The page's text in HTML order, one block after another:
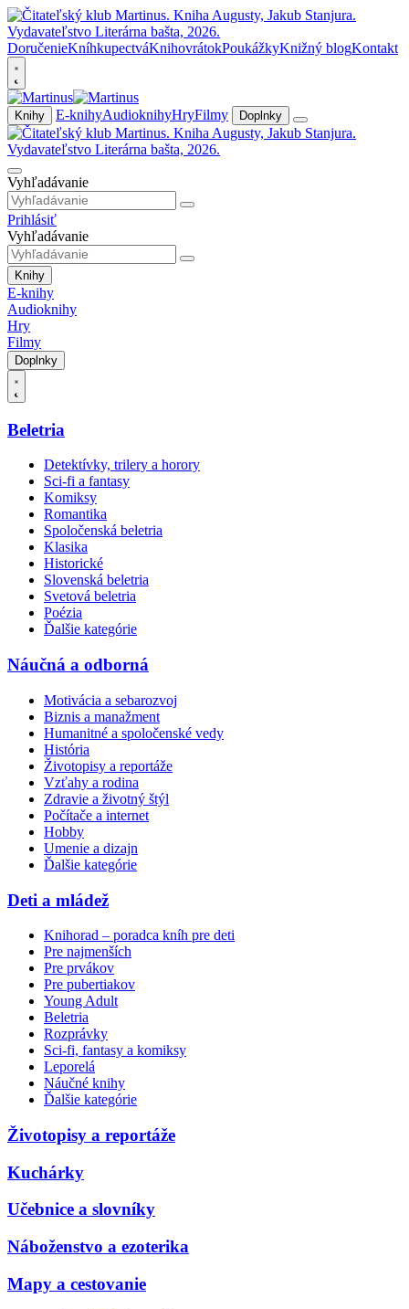
DoručenieKníhkupectváKnihovrátokPoukážkyKnižný blogKontakt
Knihy E-knihyAudioknihyHryFilmy Doplnky
Vyhľadávanie
Prihlásiť
Vyhľadávanie
Knihy
E-knihy
Audioknihy
Hry
Filmy
Doplnky
Beletria
Detektívky, trilery a horory
Sci-fi a fantasy
Komiksy
Romantika
Spoločenská beletria
Klasika
Historické
Slovenská beletria
Svetová beletria
Poézia
Ďalšie kategórie
Náučná a odborná
Motivácia a sebarozvoj
Biznis a manažment
Humanitné a spoločenské vedy
História
Životopisy a reportáže
Vzťahy a rodina
Zdravie a životný štýl
Počítače a internet
Hobby
Umenie a dizajn
Ďalšie kategórie
Deti a mládež
Knihorad – poradca kníh pre deti
Pre najmenších
Pre prvákov
Pre pubertiakov
Young Adult
Beletria
Rozprávky
Sci-fi, fantasy a komiksy
Leporelá
Náučné knihy
Ďalšie kategórie
Životopisy a reportáže
Kuchárky
Učebnice a slovníky
Náboženstvo a ezoterika
Mapy a cestovanie